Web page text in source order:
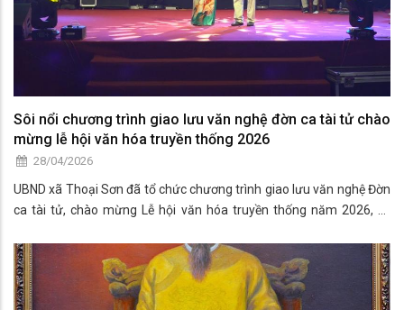
Sôi nổi chương trình giao lưu văn nghệ đờn ca tài tử chào
mừng lễ hội văn hóa truyền thống 2026
28/04/2026
UBND xã Thoại Sơn đã tổ chức chương trình giao lưu văn nghệ Đờn
ca tài tử, chào mừng Lễ hội văn hóa truyền thống năm 2026, kỷ
Thoại ( 1761 – 2026). Chương trình thu hút đông đảo người dân và
du khách tham gia, góp phần tạo không khí vui tươi, phấn khởi chào
mừng các sự kiện văn hóa – lịch sử quan trọng của địa phương.